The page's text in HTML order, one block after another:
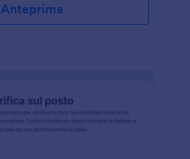
Anteprima